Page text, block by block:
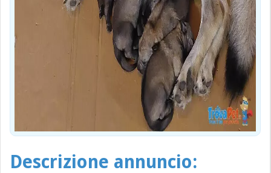
Descrizione annuncio: